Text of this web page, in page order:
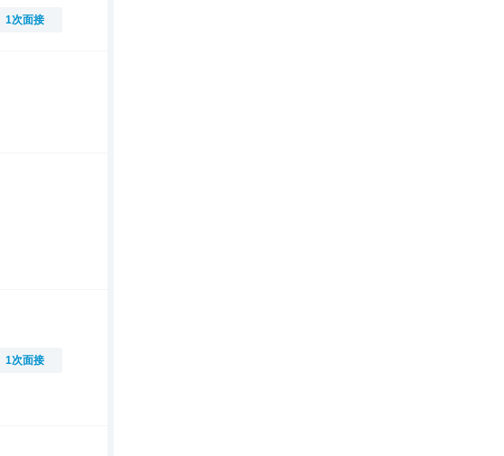
1次面接
1次面接